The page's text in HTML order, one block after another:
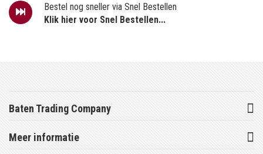
Bestel nog sneller via Snel Bestellen
Klik hier voor Snel Bestellen...
Baten Trading Company
Meer informatie